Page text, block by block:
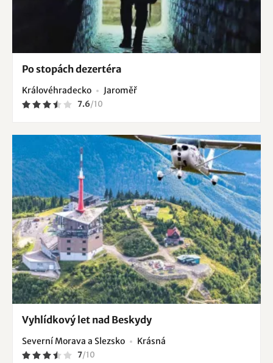
Po stopách dezertéra
Královéhradecko Jaroměř
7.6/10
Vyhlídkový let nad Beskydy
Severní Morava a Slezsko Krásná
7/10